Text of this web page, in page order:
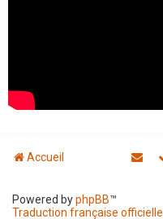
Accueil
Powered byphpBB™
Traduction française officielle